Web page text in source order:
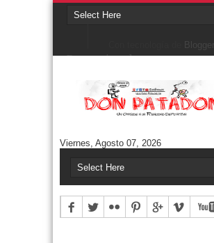
Blogger
Denunciar abuso
Cuentos/ Frases y más
CUENTOS DE FÚTBOL
NIEMBRO
Aguántanos en Twitter
Tweets by DonPatadon
Pages
Viernes, Agosto 07, 2026